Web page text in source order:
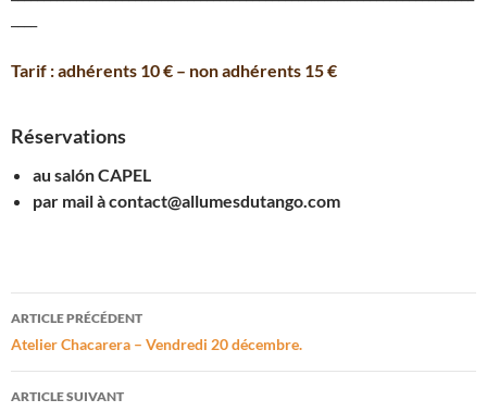
Tarif : adhérents 10 € – non adhérents 15 €
Réservations
au salón CAPEL
par mail à contact@allumesdutango.com
Navigation
des
articles
ARTICLE PRÉCÉDENT
Atelier Chacarera – Vendredi 20 décembre.
ARTICLE SUIVANT